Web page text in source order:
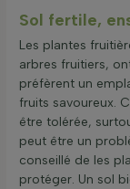
Sol fertile,
Les plantes
arbres fruitiers,
préfèrent un
fruits savoureux.
être tolérée,
peut être un
conseillé de les
protéger. Un sol